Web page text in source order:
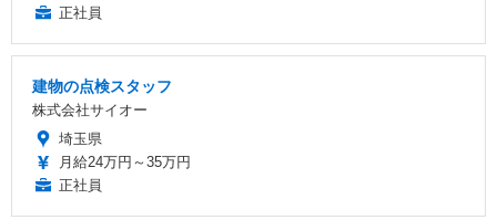
正社員
建物の点検スタッフ
株式会社サイオー
埼玉県
月給24万円～35万円
正社員